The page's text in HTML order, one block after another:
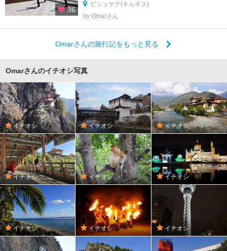
36
ビシュケク(キルギス)
by Omarさん
Omarさんの旅行記をもっと見る
Omarさんのイチオシ写真
イチオシ イチオシ イチオシ
イチオシ イチオシ イチオシ
イチオシ イチオシ イチオシ